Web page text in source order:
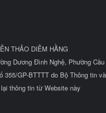
THẢO DIỄM HẰNG
Dương Đình Nghệ, Phường
355/GP-BTTTT do Bộ Thông tin
thông tin từ Website này